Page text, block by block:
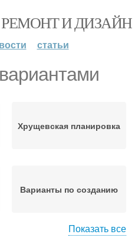
И ДИЗАЙН
статьи
Хрущевская планировка
Варианты по созданию
Показать все